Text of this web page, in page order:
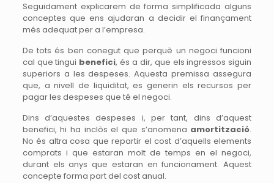
Seguidament explicarem de forma simplificada alguns
conceptes que ens ajudaran a decidir el finançament
més adequat per a l’empresa.
De tots és ben conegut que perquè un negoci funcioni
cal que tingui benefici, és a dir, que els ingressos siguin
superiors a les despeses. Aquesta premissa assegura
que, a nivell de liquiditat, es generin els recursos per
pagar les despeses que té el negoci.
Dins d’aquestes despeses i, per tant, dins d’aquest
benefici, hi ha inclòs el que s’anomena amortització.
No és altra cosa que repartir el cost d’aquells elements
comprats i que estaran molt de temps en el negoci,
durant els anys que estaran en funcionament. Aquest
concepte forma part del cost anual.